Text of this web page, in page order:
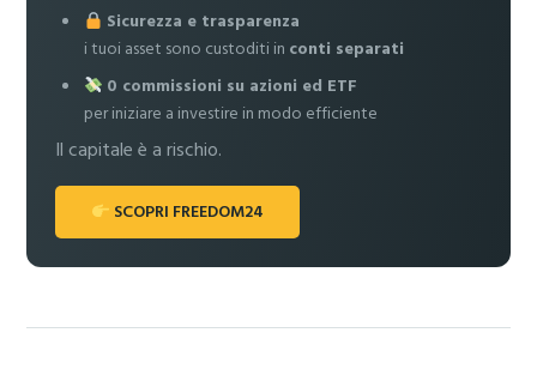
Sicurezza e trasparenza
i tuoi asset sono custoditi in conti separati
0 commissioni su azioni ed ETF
per iniziare a investire in modo efficiente
Il capitale è a rischio.
SCOPRI FREEDOM24